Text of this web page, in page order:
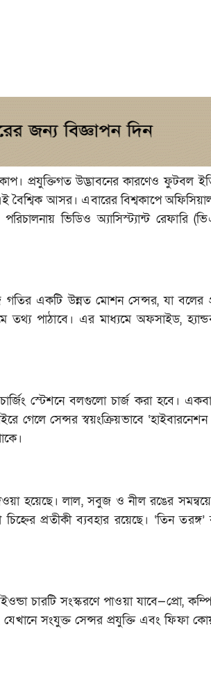
প্রযুক্তিগত উদ্ভাবনের কারণেও ফুটবল
বৈশ্বিক আসর। এবারের বিশ্বকাপে
পরিচালনায় ভিডিও অ্যাসিস্ট্যান্ট রেফারি
গতির একটি উন্নত মোশন সেন্সর, যা বলের
তথ্য পাঠাবে। এর মাধ্যমে অফসাইড,
স্টেশনে বলগুলো চার্জ করা হবে।
গেলে সেন্সর স্বয়ংক্রিয়ভাবে
হয়েছে। লাল, সবুজ ও নীল রঙের
প্রতীকী ব্যবহার রয়েছে। ‘তিন তরঙ্গ’
চারটি সংস্করণে পাওয়া যাবে—প্রো,
সংযুক্ত সেন্সর প্রযুক্তি এবং ফিফা